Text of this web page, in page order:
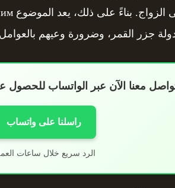
جزر القمر، وضرورة وعيهم
معنا الآن عبر الواتساب
راسلنا على واتساب
الرد سريع خلال ساعات